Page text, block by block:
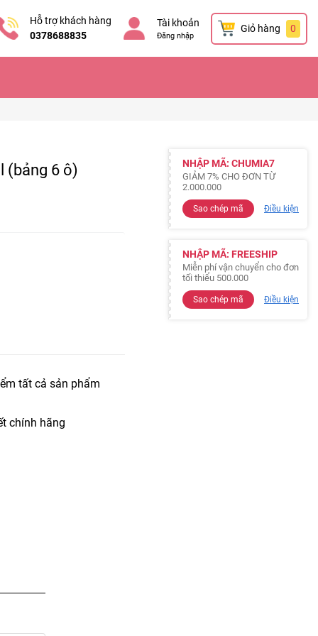
Hỗ trợ khách hàng
0378688835
Tài khoản
Đăng nhập
Giỏ hàng 0
(bảng 6 ô)
tất cả sản phẩm
chính hãng
NHẬP MÃ: CHUMIA7
GIẢM 7% CHO ĐƠN TỪ
2.000.000
Sao chép mã Điều kiện
NHẬP MÃ: FREESHIP
Miễn phí vận chuyển cho đơn
tối thiểu 500.000
Sao chép mã Điều kiện